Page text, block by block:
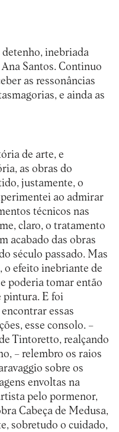
detenho, inebriada
Santos. Continuo
as ressonâncias
e ainda as
de arte, e
as obras do
justamente, o
ao admirar
técnicos nas
claro, o tratamento
acabado das obras
século passado. Mas
o efeito inebriante de
poderia tomar então
pintura. E foi
essas
esse consolo. –
Tintoretto, realçando
– relembro os raios
sobre os
envoltas na
pelo pormenor,
Cabeça de Medusa,
sobretudo o cuidado,